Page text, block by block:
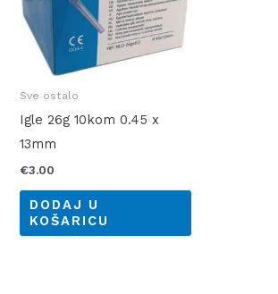
Sve ostalo
Igle 26g 10kom 0.45 x
13mm
€3.00
DODAJ U
KOŠARICU